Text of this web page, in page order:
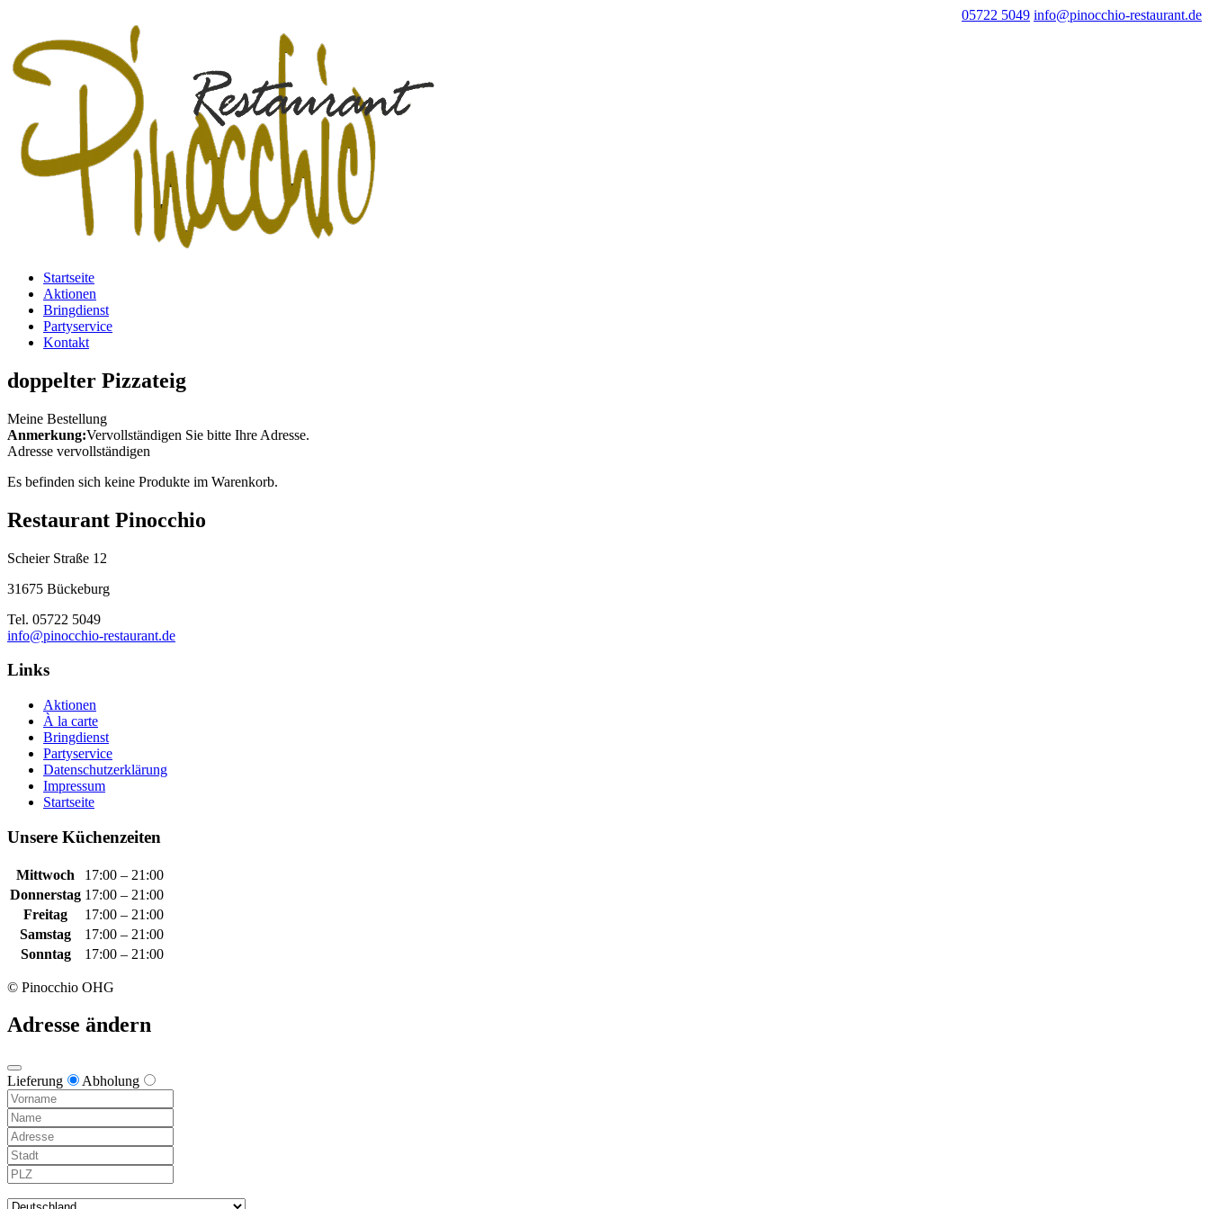
05722 5049 info@pinocchio-restaurant.de
Startseite
Aktionen
Bringdienst
Partyservice
Kontakt
doppelter Pizzateig
Meine Bestellung
Anmerkung:Vervollständigen Sie bitte Ihre Adresse.
Adresse vervollständigen
Es befinden sich keine Produkte im Warenkorb.
Restaurant Pinocchio
Scheier Straße 12
31675 Bückeburg
Tel. 05722 5049
info@pinocchio-restaurant.de
Links
Aktionen
À la carte
Bringdienst
Partyservice
Datenschutzerklärung
Impressum
Startseite
Unsere Küchenzeiten
Mittwoch
17:00 – 21:00
Donnerstag 17:00 – 21:00
Freitag
17:00 – 21:00
Samstag
17:00 – 21:00
Sonntag
17:00 – 21:00
© Pinocchio OHG
Adresse ändern
Lieferung Abholung